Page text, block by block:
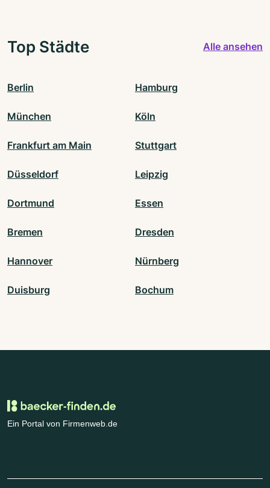
Top Städte Alle ansehen
Berlin Hamburg
München Köln
Frankfurt am Main Stuttgart
Düsseldorf Leipzig
Dortmund Essen
Bremen Dresden
Hannover Nürnberg
Duisburg Bochum
Ein Portal von Firmenweb.de